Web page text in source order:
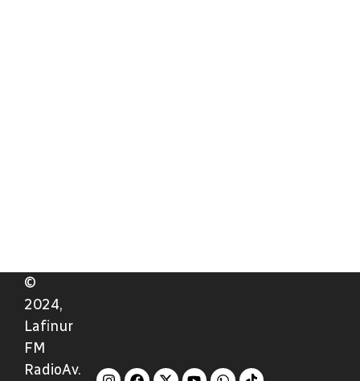
©
2024,
Lafinur
FM
RadioAv.